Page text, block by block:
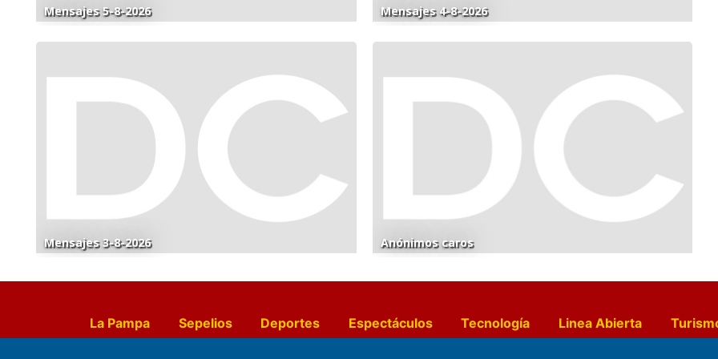
Mensajes 5-8-2026 Mensajes 4-8-2026
Mensajes 3-8-2026 Anónimos caros
La Pampa Sepelios Deportes Espectáculos Tecnología Linea Abierta